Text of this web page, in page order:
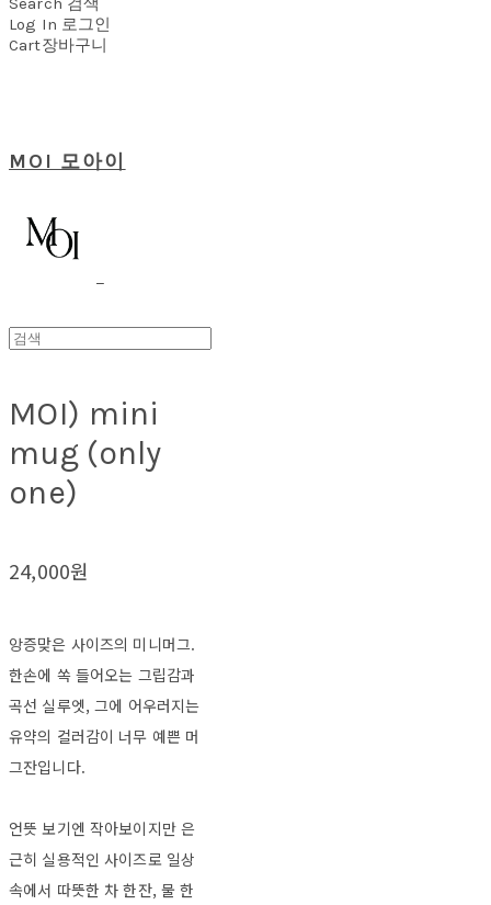
Log In 로그인
Cart장바구니
MOI 모아이
MOI) mini
mug (only
one)
24,000원
앙증맞은 사이즈의 미니머그.
한손에 쏙 들어오는 그립감과
곡선 실루엣, 그에 어우러지는
유약의 컬러감이 너무 예쁜 머
그잔입니다.
언뜻 보기엔 작아보이지만 은
근히 실용적인 사이즈로 일상
속에서 따뜻한 차 한잔, 물 한